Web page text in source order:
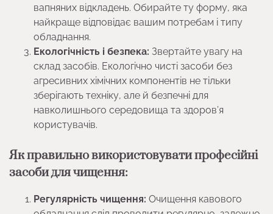
вапняних відкладень. Обирайте ту форму, яка
найкраще відповідає вашим потребам і типу
обладнання.
Екологічність і безпека: Звертайте увагу на
склад засобів. Екологічно чисті засоби без
агресивних хімічних компонентів не тільки
зберігають техніку, але й безпечні для
навколишнього середовища та здоров’я
користувачів.
Як правильно використовувати професійні
засоби для чищення:
Регулярність чищення: Очищення кавового